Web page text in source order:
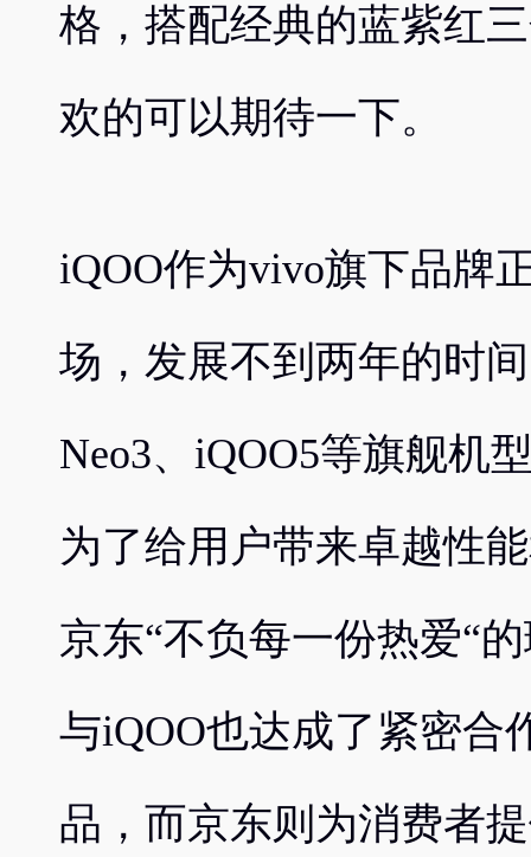
格，搭配经典的蓝紫红
欢的可以期待一下。
iQOO作为vivo旗下品牌
场，发展不到两年的时
Neo3、iQOO5等旗舰机
为了给用户带来卓越性
京东“不负每一份热爱“
与iQOO也达成了紧密合
品，而京东则为消费者